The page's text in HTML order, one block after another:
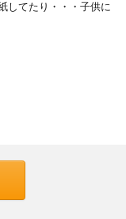
してたり・・・子供に